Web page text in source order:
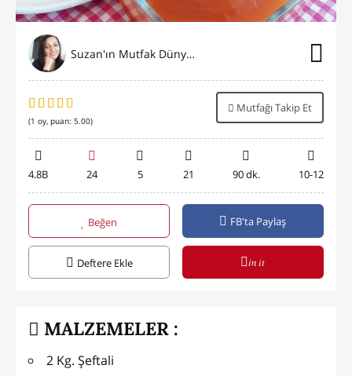
Suzan'ın Mutfak Dünyası
(1 oy, puan: 5.00)
Mutfağı Takip Et
4.8B 24 5 21 90 dk. 10-12
Beğen FB'ta Paylaş
Deftere Ekle in it
MALZEMELER :
2 Kg. Şeftali